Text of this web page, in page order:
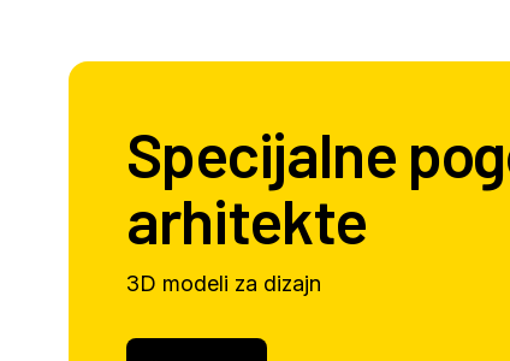
Specijalne
arhitekte
3D modeli za dizajn